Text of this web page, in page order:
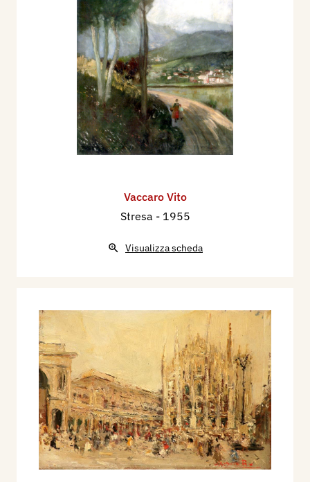
Vaccaro Vito
Stresa - 1955
Visualizza scheda